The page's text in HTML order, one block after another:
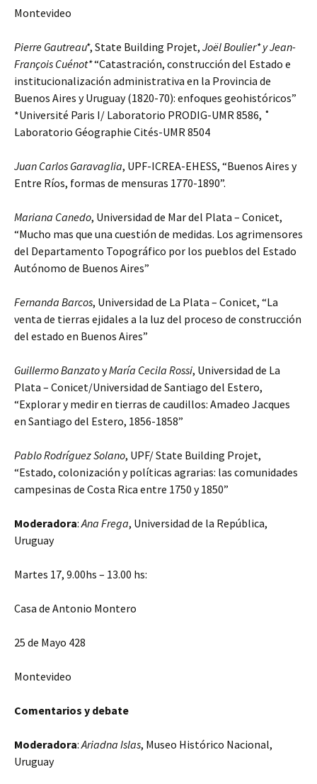
Montevideo
Pierre Gautreau*, State Building Projet, Joël Boulier* y Jean-
François Cuénot*“Catastración, construcción del Estado e
institucionalización administrativa en la Provincia de
Buenos Aires y Uruguay (1820-70): enfoques geohistóricos”
*Université Paris I/ Laboratorio PRODIG-UMR 8586, ˚
Laboratorio Géographie Cités-UMR 8504
Juan Carlos Garavaglia, UPF-ICREA-EHESS, “Buenos Aires y
Entre Ríos, formas de mensuras 1770-1890”.
Mariana Canedo, Universidad de Mar del Plata – Conicet,
“Mucho mas que una cuestión de medidas. Los agrimensores
del Departamento Topográfico por los pueblos del Estado
Autónomo de Buenos Aires”
Fernanda Barcos, Universidad de La Plata – Conicet, “La
venta de tierras ejidales a la luz del proceso de construcción
del estado en Buenos Aires”
Guillermo BanzatoyMaría Cecila Rossi, Universidad de La
Plata – Conicet/Universidad de Santiago del Estero,
“Explorar y medir en tierras de caudillos: Amadeo Jacques
en Santiago del Estero, 1856-1858”
Pablo Rodríguez Solano, UPF/ State Building Projet,
“Estado, colonización y políticas agrarias: las comunidades
campesinas de Costa Rica entre 1750 y 1850”
Moderadora:Ana Frega, Universidad de la República,
Uruguay
Martes 17, 9.00hs – 13.00 hs:
Casa de Antonio Montero
25 de Mayo 428
Montevideo
Comentarios y debate
Moderadora:Ariadna Islas, Museo Histórico Nacional,
Uruguay